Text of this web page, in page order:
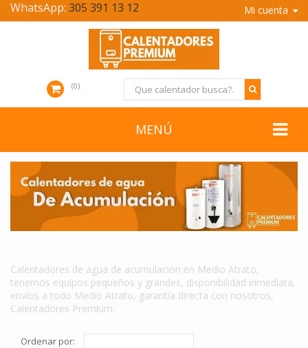
Mi cuenta
WhatsApp: 305 391 13 12
0
MENÚ
Calentadores de agua de acumulacion en Medio Atrato,
tenemos equipos pequeños y grandes, disponibilidad inmediata,
envíos a todo Medio Atrato, garantía directa con nosotros,
Calentadores Premium.
Ordenar por: